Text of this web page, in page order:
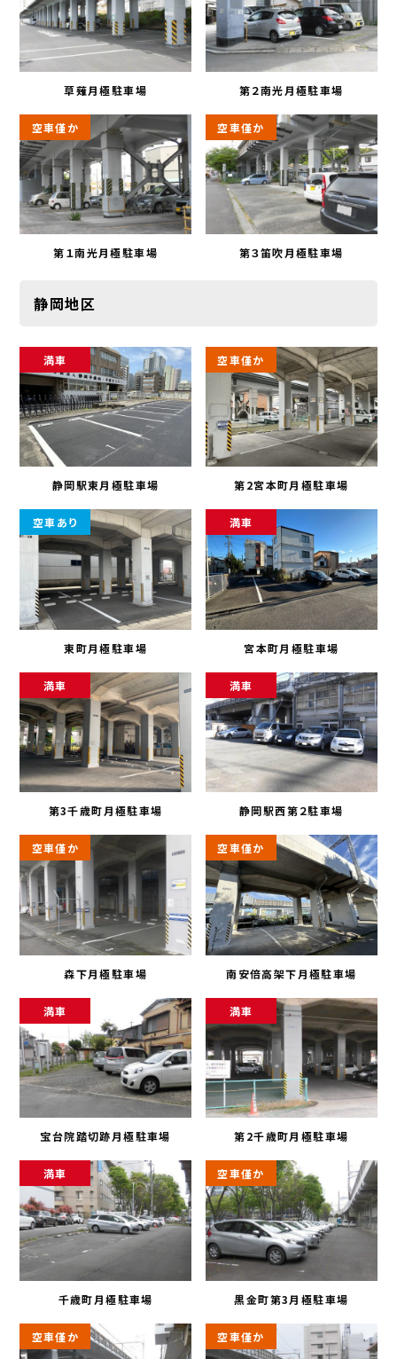
草薙月極駐車場 第２南光月極駐車場
空車僅か
第１南光月極駐車場
空車僅か
第３笛吹月極駐車場
静岡地区
満車
静岡駅東月極駐車場
空車僅か
第2宮本町月極駐車場
空車あり
東町月極駐車場
満車
宮本町月極駐車場
満車
第3千歳町月極駐車場
満車
静岡駅西第２駐車場
空車僅か
森下月極駐車場
空車僅か
南安倍高架下月極駐車場
満車
宝台院踏切跡月極駐車場
満車
第2千歳町月極駐車場
満車
千歳町月極駐車場
空車僅か
黒金町第3月極駐車場
空車僅か 空車僅か